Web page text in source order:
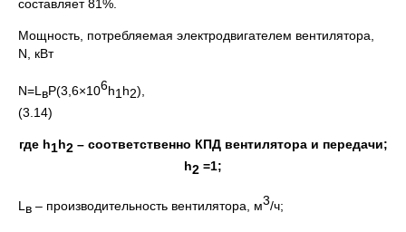
составляет 81%.
Мощность, потребляемая электродвигателем вентилятора,
N, кВт
N=L вP(3,6×106h1h2
(3.14)
где h1h2 – соответственно КПД вентилятора и передачи;
h2 =1;
L в – производительность вентилятора, м3/ч;